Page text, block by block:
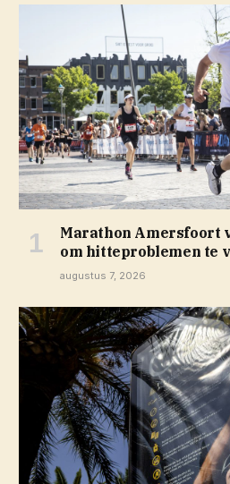
Marathon Amersfoort
om hitteproblemen te
augustus 7, 2026